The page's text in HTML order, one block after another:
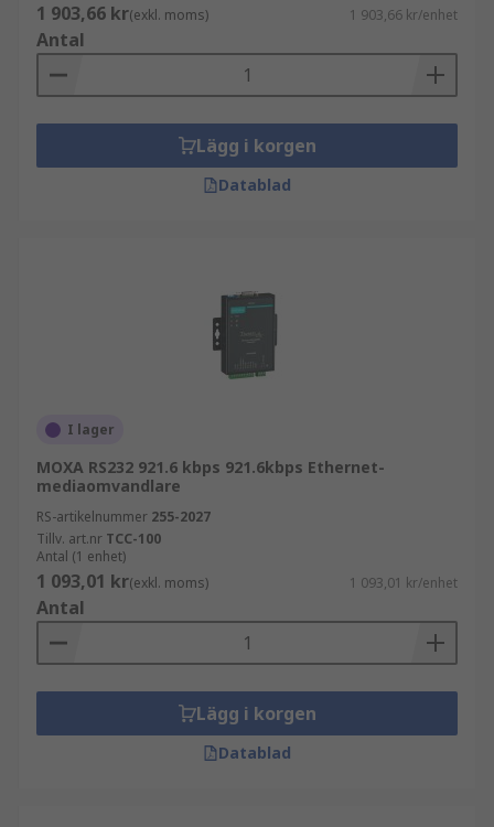
1 903,66 kr(exkl. moms) 1 903,66 kr/enhet
Antal
Lägg i korgen
Datablad
I lager
MOXA RS232 921.6 kbps 921.6kbps Ethernet-
mediaomvandlare
RS-artikelnummer 255-2027
Tillv. art.nr TCC-100
Antal (1 enhet)
1 093,01 kr(exkl. moms) 1 093,01 kr/enhet
Antal
Lägg i korgen
Datablad